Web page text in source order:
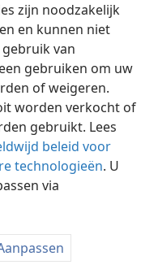
zijn noodzakelijk
en kunnen niet
van
gebruiken om uw
of weigeren.
worden verkocht of
gebruikt. Lees
beleid voor
technologieën. U
via
Instellingen
Society of Pennsylvania
Inloggen